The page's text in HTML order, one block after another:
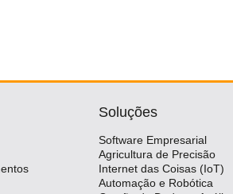
Soluções
Software Empresarial
Agricultura de Precisão
Internet das Coisas (IoT)
Automação e Robótica